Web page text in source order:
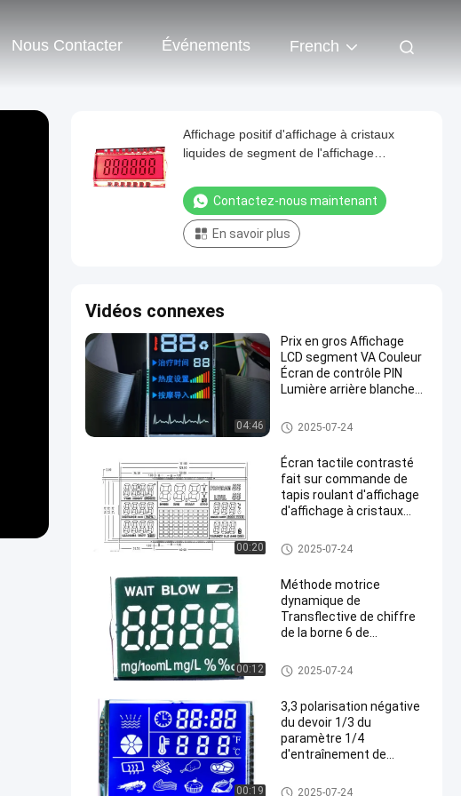
Nous Contacter Événements French
Affichage positif d'affichage à cristaux
liquides de segment de l'affichage
de PIN en métal/HTN Transflective
Contactez-nous maintenant
En savoir plus
Vidéos connexes
04:46
Prix en gros Affichage
LCD segment VA Couleur
Écran de contrôle PIN
Lumière arrière blanche
Affichage d'affichage à cristau
x liquides de Va
2025-07-24
00:20
Écran tactile contrasté
fait sur commande de
tapis roulant d'affichage
d'affichage à cristaux
connexion de zèbre
Affichage d'affichage à cristau
x liquides de HTN
2025-07-24
00:12
Méthode motrice
dynamique de
Transflective de chiffre
de la borne 6 de
à cristaux liquides d'OIN
TN
Affichage d'affichage à cristau
x liquides de HTN
2025-07-24
00:19
3,3 polarisation négative
du devoir 1/3 du
paramètre 1/4
d'entraînement de
d'affichage à cristaux
Affichage d'affichage à cristau
2025-07-24